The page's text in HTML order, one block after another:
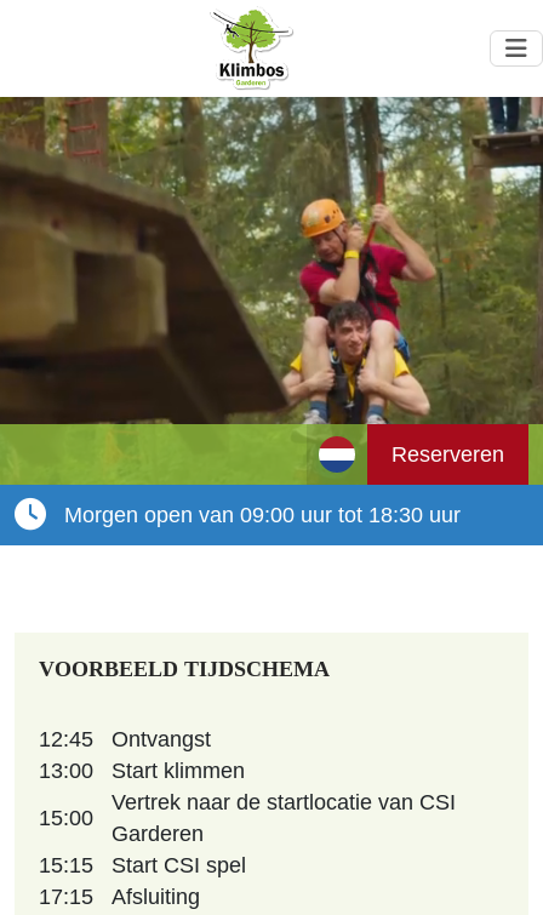
Reserveren
Morgen open van 09:00 uur tot 18:30 uur
VOORBEELD TIJDSCHEMA
12:45
Ontvangst
13:00
Start klimmen
15:00
Vertrek naar de startlocatie van CSI
Garderen
15:15
Start CSI spel
17:15
Afsluiting